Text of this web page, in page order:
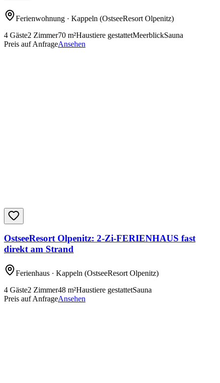
Ferienwohnung · Kappeln (OstseeResort Olpenitz)
4 Gäste2 Zimmer70 m²Haustiere gestattetMeerblickSauna
Preis auf AnfrageAnsehen
OstseeResort Olpenitz: 2-Zi-FERIENHAUS fast
direkt am Strand
Ferienhaus · Kappeln (OstseeResort Olpenitz)
4 Gäste2 Zimmer48 m²Haustiere gestattetSauna
Preis auf AnfrageAnsehen